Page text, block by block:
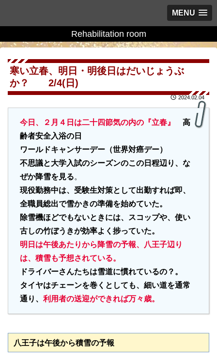
MENU
Rehabilitation room
寒い立春、明日・明後日はだいじょうぶ
か？ 2/4(日)
2024.02.04
今日、２月４日は二十四節気の内の『立春 』
高
齢者安全入浴の日
ワールドキャンサーデー（世界対癌デー）
不思議と大学入試のシーズンのこの日程辺り、な
ぜか降雪を見る。
現役勤務中は、受験生対策として出勤すれば即、
全職員総出で雪かきの準備を始めていた。
除雪機ほどでもないときには、スコップや、使い
古しの竹ぼうきが効率よく捗っていた。
明日は午後あたりから降雪の予報、八王子辺り
は、積雪も予想されている。
ドライバーさんたちは雪道に慣れているの？。
タイヤはチェーンを巻くとしても、細い道を通常
通り、 利用者の送迎ができれば万々歳。
八王子は午後から積雪の予報